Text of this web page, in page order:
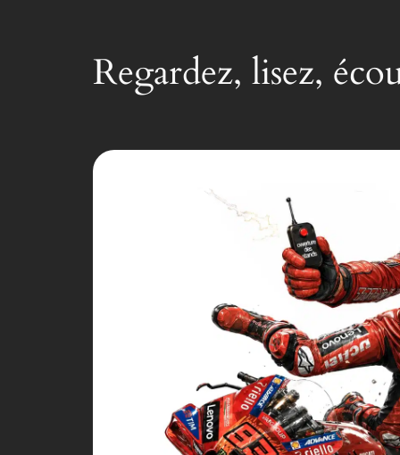
Regardez, lisez,